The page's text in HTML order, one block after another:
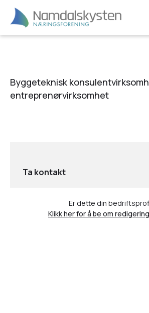
Byggeteknisk
entreprenørvirksomhet
Ta kontakt
Er dette din
Klikk her for å be om